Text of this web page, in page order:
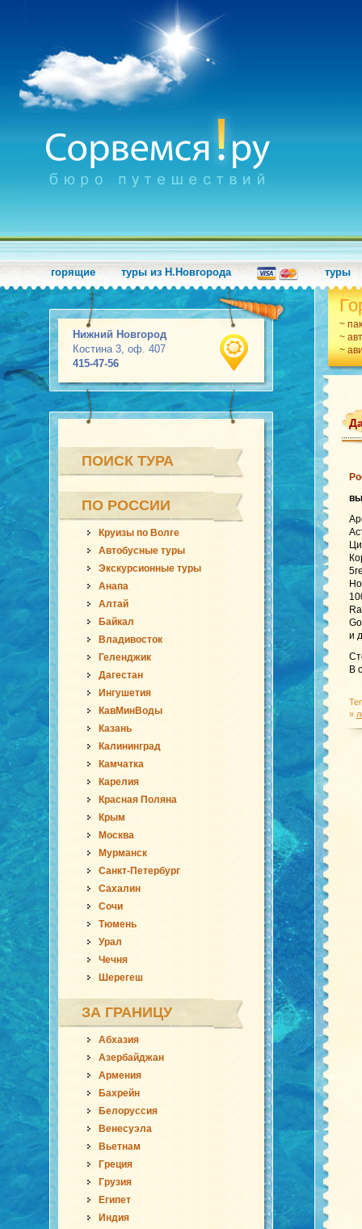
горящие туры из Н.Новгорода туры
Нижний Новгород
Костина 3, оф. 407
415-47-56
~
~
~
ПОИСК ТУРА
ПО РОССИИ
Круизы по Волге
Автобусные туры
Экскурсионные туры
Анапа
Алтай
Байкал
Владивосток
Геленджик
Дагестан
Ингушетия
КавМинВоды
Казань
Калининград
Камчатка
Карелия
Красная Поляна
Крым
Москва
Мурманск
Санкт-Петербург
Сахалин
Сочи
Тюмень
Урал
Чечня
Шерегеш
ЗА ГРАНИЦУ
Абхазия
Азербайджан
Армения
Бахрейн
Белоруссия
Венесуэла
Вьетнам
Греция
Грузия
Египет
Индия
и
В
»